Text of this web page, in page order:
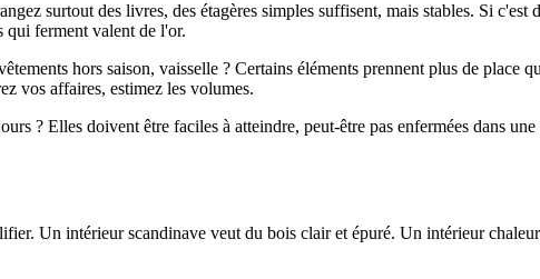
surtout des livres, des étagères simples suffisent, mais stables. Si
qui ferment valent de l'or.
hors saison, vaisselle ? Certains éléments prennent plus de place
vos affaires, estimez les volumes.
? Elles doivent être faciles à atteindre, peut-être pas enfermées dans
Un intérieur scandinave veut du bois clair et épuré. Un intérieur